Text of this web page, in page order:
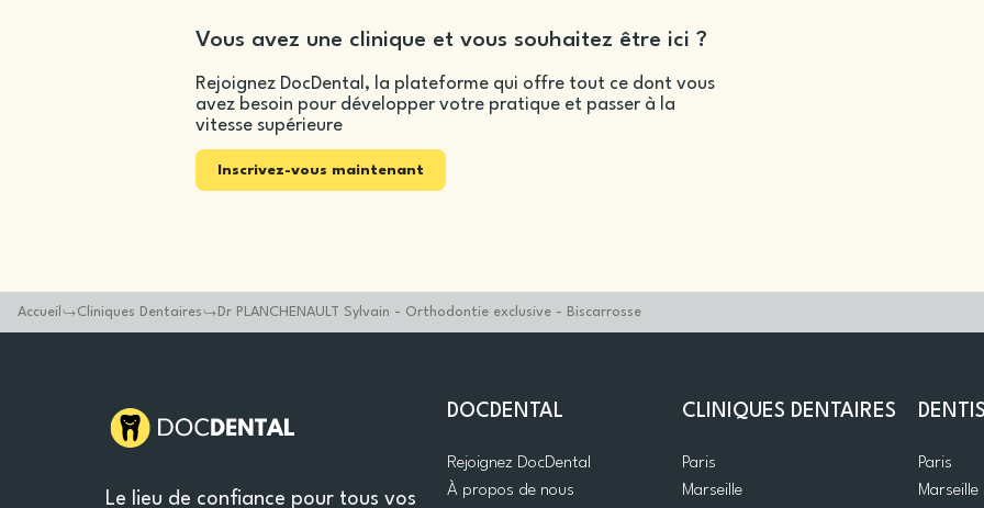
Vous avez une clinique et vous souhaitez être ici ?
Rejoignez DocDental, la plateforme qui offre tout ce dont vous
avez besoin pour développer votre pratique et passer à la
vitesse supérieure
Inscrivez-vous maintenant
Accueil Cliniques Dentaires Dr PLANCHENAULT Sylvain - Orthodontie exclusive - Biscarrosse
Le lieu de confiance pour tous vos
DOCDENTAL
Rejoignez DocDental
À propos de nous
CLINIQUES DENTAIRES
Paris
Marseille
Paris
Marseille